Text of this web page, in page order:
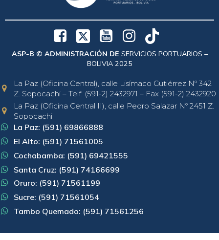
ASP-B © ADMINISTRACIÓN DE SERVICIOS PORTUARIOS –
BOLIVIA 2025
La Paz (Oficina Central), calle Lisímaco Gutiérrez Nº 342
Z. Sopocachi – Telf. (591-2) 2432971 – Fax (591-2) 2432920
La Paz (Oficina Central II), calle Pedro Salazar Nº 2451 Z.
Sopocachi
La Paz: (591) 69866888
El Alto: (591) 71561005
Cochabamba: (591) 69421555
Santa Cruz: (591) 74166699
Oruro: (591) 71561199
Sucre: (591) 71561054
Tambo Quemado: (591) 71561256